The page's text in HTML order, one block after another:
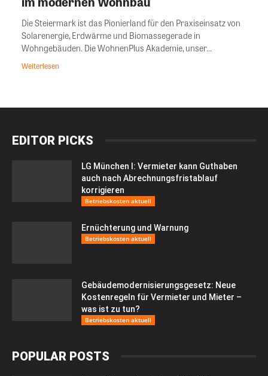
Die Steiermark ist das Pionierland für den Praxiseinsatz von
Solarenergie, Erdwärme und Biomassegerade in
Wohngebäuden. Die WohnenPlus Akademie, unser...
Weiterlesen
EDITOR PICKS
LG München I: Vermieter kann Guthaben
auch nach Abrechnungsfristablauf
korrigieren
Betriebskosten aktuell
Ernüchterung und Warnung
Betriebskosten aktuell
Gebäudemodernisierungsgesetz: Neue
Kostenregeln für Vermieter und Mieter –
was ist zu tun?
Betriebskosten aktuell
POPULAR POSTS